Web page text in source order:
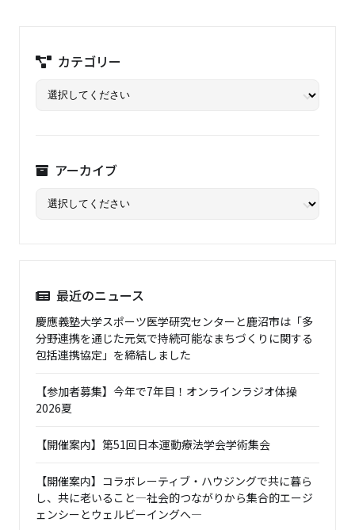
カテゴリー
アーカイブ
最近のニュース
慶應義塾大学スポーツ医学研究センターと鹿沼市は「多
分野連携を通じた元気で持続可能なまちづくりに関する
包括連携協定」を締結しました
【参加者募集】今年で7年目！オンラインラジオ体操
2026夏
【開催案内】第51回日本運動療法学会学術集会
【開催案内】コラボレーティブ・ハウジングで共に暮ら
し、共に老いること―社会的つながりから集合的エージ
ェンシーとウェルビーイングへ―